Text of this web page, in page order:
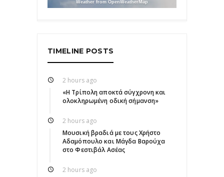
Weather from OpenWeatherMap
TIMELINE POSTS
2 hours ago
«Η Τρίπολη αποκτά σύγχρονη και
ολοκληρωμένη οδική σήμανση»
2 hours ago
Μουσική βραδιά με τους Χρήστο
Αδαμόπουλο και Μάγδα Βαρούχα
στο Φεστιβάλ Ασέας
2 hours ago